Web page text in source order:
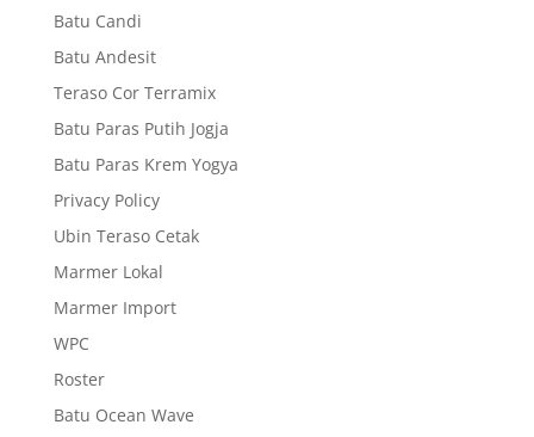
Batu Candi
Batu Andesit
Teraso Cor Terramix
Batu Paras Putih Jogja
Batu Paras Krem Yogya
Privacy Policy
Ubin Teraso Cetak
Marmer Lokal
Marmer Import
WPC
Roster
Batu Ocean Wave